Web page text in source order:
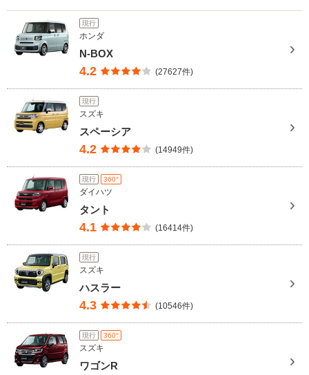
現行
ホンダ
N-BOX
4.2 (27627件)
現行
スズキ
スペーシア
4.2 (14949件)
現行 360°
ダイハツ
タント
4.1 (16414件)
現行
スズキ
ハスラー
4.3 (10546件)
現行 360°
スズキ
ワゴンR